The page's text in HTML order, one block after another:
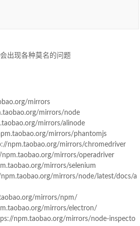
出现各种莫名的问题
mirrors
mirrors/node
mirrors/alinode
mirrors/phantomjs
npm.taobao.org/mirrors/chromedriver
mirrors/operadriver
mirrors/selenium
mirrors/node/latest/docs/a
mirrors/npm/
mirrors/electron/
npm.taobao.org/mirrors/node-inspecto